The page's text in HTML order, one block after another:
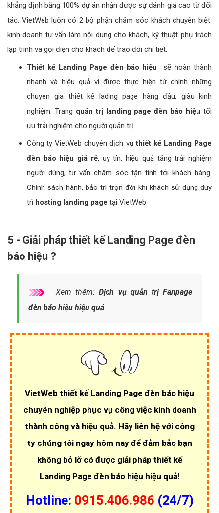
khẳng định bằng 100% dự án nhận được sự đánh giá cao từ đối
tác. VietWeb luôn có 2 bộ phận chăm sóc khách chuyên biệt:
kinh doanh tư vấn làm nội dung cho khách, kỹ thuật phụ trách
lập trình và gọi điện cho khách để trao đổi chi tiết.
Thiết kế Landing Page đèn báo hiệu
sẽ hoàn thành
nhanh và hiệu quả vì được thực hiện từ chính những
chuyên gia thiết kế lading page hàng đầu, giàu kinh
nghiệm. Trang quản trị landing page đèn báo hiệu tối
ưu trải nghiệm cho người quản trị.
Công ty VietWeb chuyên dịch vụthiết kế Landing Page
đèn báo hiệu giá rẻ, uy tín, hiệu quả tăng trải nghiệm
người dùng, tư vấn chăm sóc tận tình tới khách hàng.
Chính sách hành, bảo trì trọn đời khi khách sử dụng duy
trì hosting landing page tại VietWeb.
5 - Giải pháp thiết kế Landing Page đèn
báo hiệu ?
Xem thêm:Dịch vụ quản trị Fanpage
đèn báo hiệu hiệu quả
VietWeb thiết kế Landing Page đèn báo hiệu
chuyên nghiệp phục vụ công việc kinh doanh
thành công và hiệu quả. Hãy liên hệ với công
ty chúng tôi ngay hôm nay để đảm bảo bạn
không bỏ lỡ có được giải pháp thiết kế
Landing Page đèn báo hiệu hiệu quả!
Hotline: 0915.406.986 (24/7)